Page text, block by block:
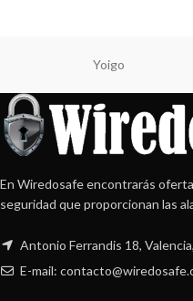
Yoigo
En Wiredosafe encontrarás
seguridad que proporcionan las
Antonio Ferrandis 18,
E-mail: